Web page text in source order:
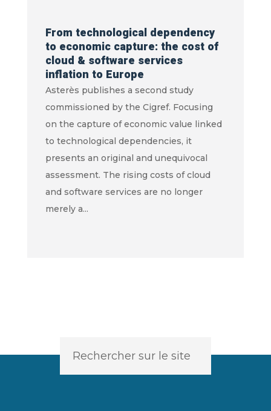
From technological dependency
to economic capture: the cost of
cloud & software services
inflation to Europe
Asterès publishes a second study
commissioned by the Cigref. Focusing
on the capture of economic value linked
to technological dependencies, it
presents an original and unequivocal
assessment. The rising costs of cloud
and software services are no longer
merely a...